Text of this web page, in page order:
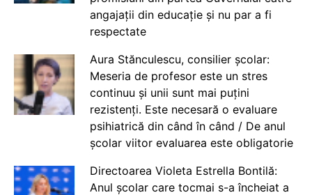
angajații din educație și nu par a fi
respectate
Aura Stănculescu, consilier școlar:
Meseria de profesor este un stres
continuu și unii sunt mai puțini
rezistenți. Este necesară o evaluare
psihiatrică din când în când / De anul
școlar viitor evaluarea este obligatorie
Directoarea Violeta Estrella Bontilă:
Anul școlar care tocmai s-a încheiat a